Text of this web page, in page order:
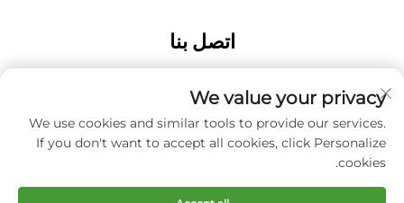
اتصل بنا
مدينة جينهوا، مقاطعة تشجيانغ، الصين
الهاتف:+86-13616897017
البريد الإلكتروني:[email protected]
We value your privacy
We use cookies and similar tools to provide our services.
If you don't want to accept all cookies, click Personalize
cookies.